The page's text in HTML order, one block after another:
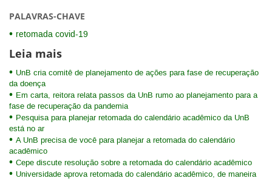
PALAVRAS-CHAVE
retomada covid-19
Leia mais
UnB cria comitê de planejamento de ações para fase de recuperação
da doença
Em carta, reitora relata passos da UnB rumo ao planejamento para a
fase de recuperação da pandemia
Pesquisa para planejar retomada do calendário acadêmico da UnB
está no ar
A UnB precisa de você para planejar a retomada do calendário
acadêmico
Cepe discute resolução sobre a retomada do calendário acadêmico
Universidade aprova retomada do calendário acadêmico, de maneira